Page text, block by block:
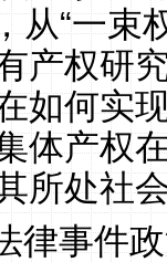
从“一束
产权研
如何实
体产权
所处社
律事件